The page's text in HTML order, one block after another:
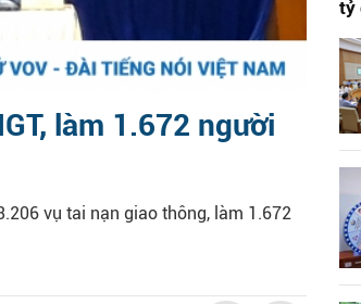
làm 1.672 người
vụ tai nạn giao thông, làm 1.672
tỷ